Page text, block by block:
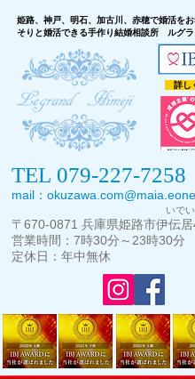
姫路、神戸、明石、加古川、赤穂で婚活を
そりと婚活できる手作り結婚相談所 ルグラ
詳し
TEL 079-227-7258
mail：
いでい
〒 670-0871 兵庫県姫路市伊伝
営業時間：7時30分～23時30分
定休日：年中無休